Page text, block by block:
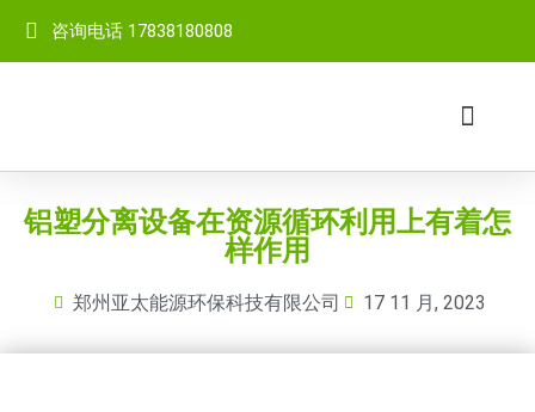
咨询电话 17838180808
铝塑分离设备在资源循环利用上有着怎
样作用
郑州亚太能源环保科技有限公司 17 11 月, 2023